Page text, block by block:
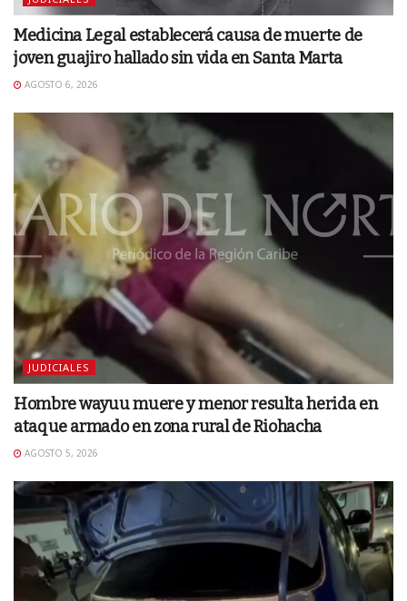
Medicina Legal establecerá causa de muerte de
joven guajiro hallado sin vida en Santa Marta
AGOSTO 6, 2026
JUDICIALES
Hombre wayuu muere y menor resulta herida en
ataque armado en zona rural de Riohacha
AGOSTO 5, 2026